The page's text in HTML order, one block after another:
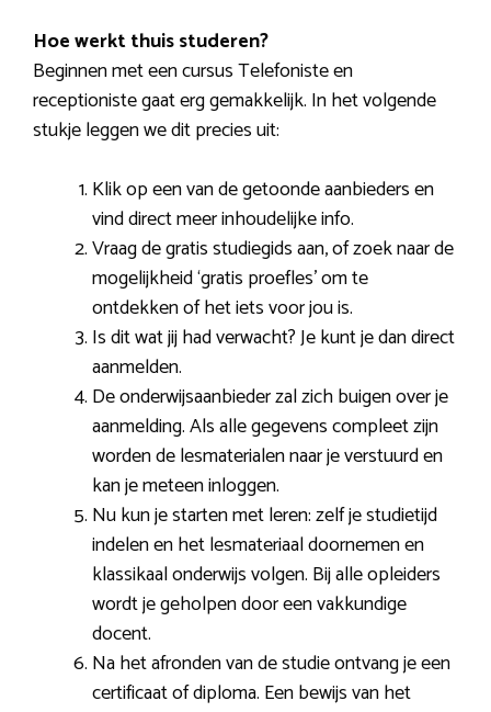
Hoe werkt thuis studeren?
Beginnen met een cursus Telefoniste en
receptioniste gaat erg gemakkelijk. In het volgende
stukje leggen we dit precies uit:
Klik op een van de getoonde aanbieders en
vind direct meer inhoudelijke info.
Vraag de gratis studiegids aan, of zoek naar de
mogelijkheid ‘gratis proefles’ om te
ontdekken of het iets voor jou is.
Is dit wat jij had verwacht? Je kunt je dan direct
aanmelden.
De onderwijsaanbieder zal zich buigen over je
aanmelding. Als alle gegevens compleet zijn
worden de lesmaterialen naar je verstuurd en
kan je meteen inloggen.
Nu kun je starten met leren: zelf je studietijd
indelen en het lesmateriaal doornemen en
klassikaal onderwijs volgen. Bij alle opleiders
wordt je geholpen door een vakkundige
docent.
Na het afronden van de studie ontvang je een
certificaat of diploma. Een bewijs van het